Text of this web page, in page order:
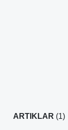
ARTIKLAR (1)